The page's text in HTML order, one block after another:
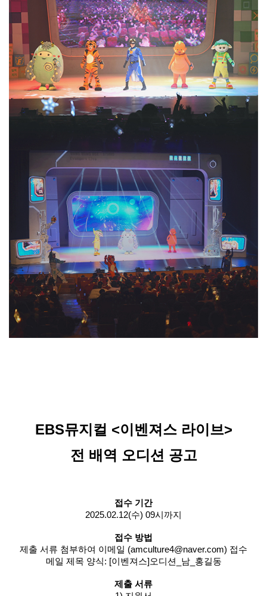
EBS뮤지컬 <이벤져스 라이브>
전 배역 오디션 공고
접수 기간
2025.02.12(수) 09시까지
접수 방법
제출 서류 첨부하여 이메일 (amculture4@naver.com) 접수
메일 제목 양식: [이벤져스]오디션_남_홍길동
제출 서류